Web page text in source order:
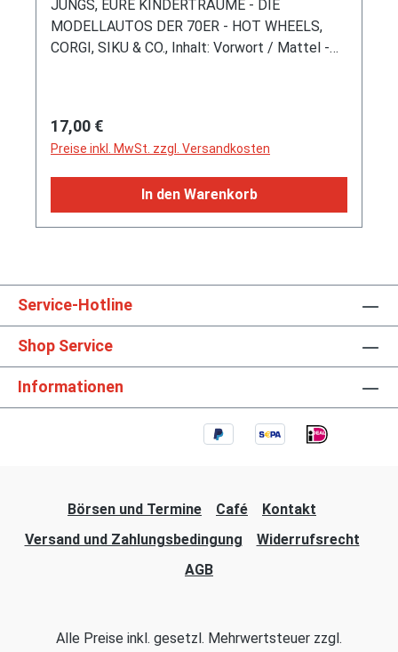
JUNGS, EURE KINDERTRÄUME - DIE
MODELLAUTOS DER 70ER - HOT WHEELS,
CORGI, SIKU & CO., Inhalt: Vorwort / Mattel -
Modelleisenbahnhersteller / Siku - erfolgreich
seit 1921 / Dinky Toys - Urgestein der
Modellautobranche / Matchbox - Welterfolg
dank Königin / Majorette - Die fast unbekannte
Größe / Gama - Formschön reiswert stabil, Jörg
ISBN 978-3-613-04547-7 (EAN
9783613045477)
Regulärer Preis:
17,00 €
Preise inkl. MwSt. zzgl. Versandkosten
In den Warenkorb
Service-Hotline
Shop Service
Informationen
Börsen und Termine Café
Kontakt
Versand und Zahlungsbedingung
Widerrufsrecht
AGB
Alle Preise inkl. gesetzl. Mehrwertsteuer zzgl.